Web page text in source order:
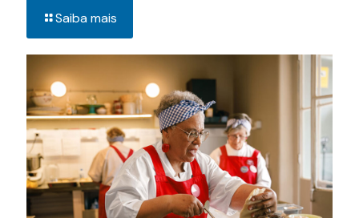
Saiba mais